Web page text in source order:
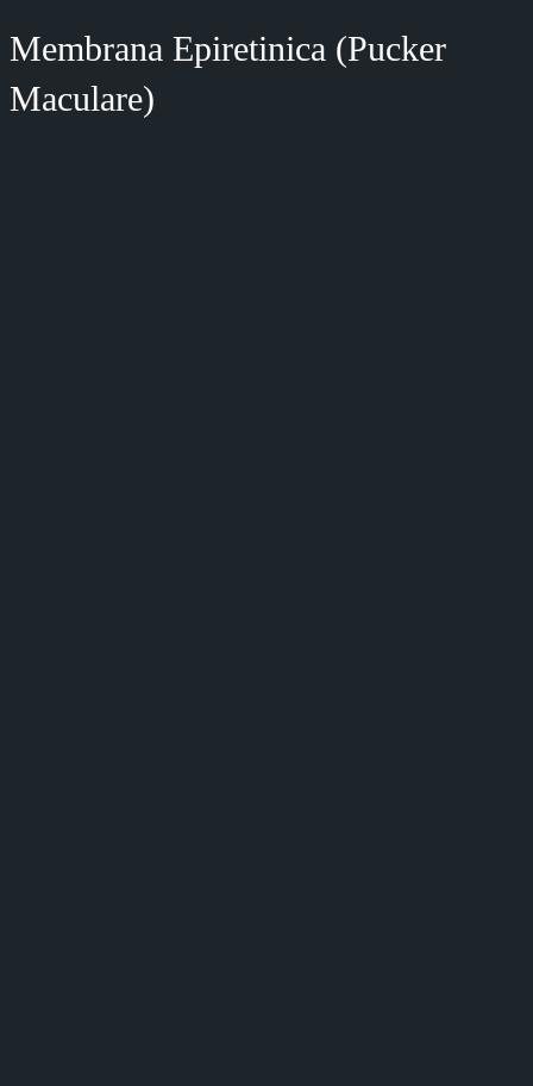
Membrana Epiretinica (Pucker
Maculare)